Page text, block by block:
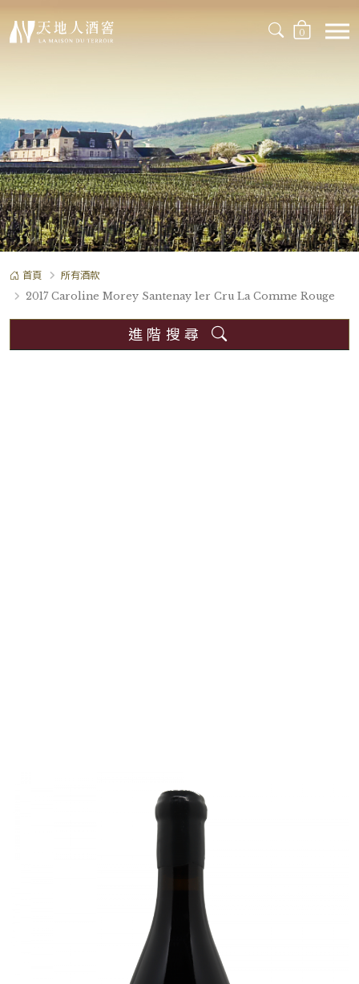
0
首頁
所有酒款
2017 Caroline Morey Santenay 1er Cru La Comme Rouge
進階搜尋